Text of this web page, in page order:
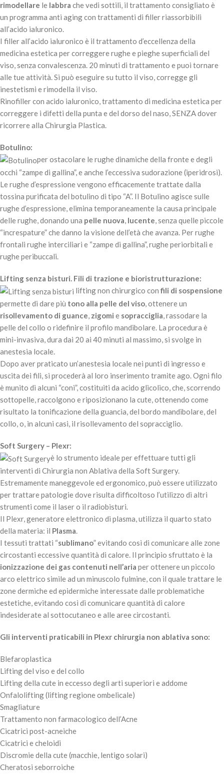
rimodellare le labbra che vedi sottili, il trattamento consigliato è
un programma anti aging con trattamenti di filler riassorbibili
all’acido ialuronico.
I filler all’acido ialuronico è il trattamento d’eccellenza della
medicina estetica per correggere rughe e pieghe superficiali del
viso, senza convalescenza. 20 minuti di trattamento e puoi tornare
alle tue attività. Si può eseguire su tutto il viso, corregge gli
inestetismi e rimodella il viso.
Rinofiller con acido ialuronico, trattamento di medicina estetica per
correggere i difetti della punta e del dorso del naso, SENZA dover
ricorrere alla Chirurgia Plastica.
Botulino:
per ostacolare le rughe dinamiche della fronte e degli
occhi “zampe di gallina”, e anche l’eccessiva sudorazione (iperidrosi).
Le rughe d’espressione vengono efficacemente trattate dalla
tossina purificata del botulino di tipo “A”. Il Botulino agisce sulle
rughe d’espressione, elimina temporaneamente la causa principale
delle rughe, donando una pelle nuova, lucente, senza quelle piccole
“increspature” che danno la visione dell’età che avanza. Per rughe
frontali rughe interciliari e “zampe di gallina”, rughe periorbitali e
rughe peribuccali.
Lifting senza bisturi. Fili di trazione e bioristrutturazione:
lifting non chirurgico con fili di sospensione
permette di dare più tono alla pelle del viso, ottenere un
risollevamento di guance, zigomi e sopracciglia, rassodare la
pelle del collo o ridefinire il profilo mandibolare. La procedura è
mini-invasiva, dura dai 20 ai 40 minuti al massimo, si svolge in
anestesia locale.
Dopo aver praticato un’anestesia locale nei punti di ingresso e
uscita dei fili, si procederà al loro inserimento tramite ago. Ogni filo
è munito di alcuni “coni”, costituiti da acido glicolico, che, scorrendo
sottopelle, raccolgono e riposizionano la cute, ottenendo come
risultato la tonificazione della guancia, del bordo mandibolare, del
collo, o, in alcuni casi, il risollevamento del sopracciglio.
Soft Surgery – Plexr:
è lo strumento ideale per effettuare tutti gli
interventi di Chirurgia non Ablativa della Soft Surgery.
Estremamente maneggevole ed ergonomico, può essere utilizzato
per trattare patologie dove risulta difficoltoso l’utilizzo di altri
strumenti come il laser o il radiobisturi.
Il Plexr, generatore elettronico di plasma, utilizza il quarto stato
della materia: il Plasma.
I tessuti trattati “sublimano” evitando così di comunicare alle zone
circostanti eccessive quantità di calore. Il principio sfruttato è la
ionizzazione dei gas contenuti nell’aria per ottenere un piccolo
arco elettrico simile ad un minuscolo fulmine, con il quale trattare le
zone dermiche ed epidermiche interessate dalle problematiche
estetiche, evitando così di comunicare quantità di calore
indesiderate al sottocutaneo e alle aree circostanti.
Gli interventi praticabili in Plexr chirurgia non ablativa sono:
Blefaroplastica
Lifting del viso e del collo
Lifting della cute in eccesso degli arti superiori e addome
Onfalolifting (lifting regione ombelicale)
Smagliature
Trattamento non farmacologico dell’Acne
Cicatrici post-acneiche
Cicatrici e cheloidi
Discromie della cute (macchie, lentigo solari)
Cheratosi seborroiche